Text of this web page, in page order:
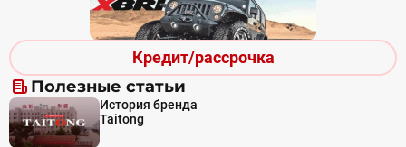
Кредит/рассрочка
Полезные статьи
История бренда
Taitong